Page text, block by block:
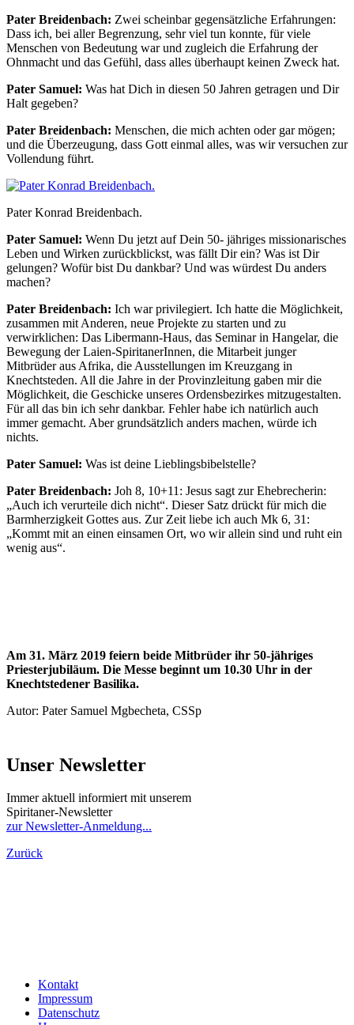
Pater Breidenbach: Zwei scheinbar gegensätzliche Erfahrungen:
Dass ich, bei aller Begrenzung, sehr viel tun konnte, für viele
Menschen von Bedeutung war und zugleich die Erfahrung der
Ohnmacht und das Gefühl, dass alles überhaupt keinen Zweck hat.
Pater Samuel: Was hat Dich in diesen 50 Jahren getragen und Dir
Halt gegeben?
Pater Breidenbach: Menschen, die mich achten oder gar mögen;
und die Überzeugung, dass Gott einmal alles, was wir versuchen zur
Vollendung führt.
Pater Konrad Breidenbach.
Pater Samuel: Wenn Du jetzt auf Dein 50- jähriges missionarisches
Leben und Wirken zurückblickst, was fällt Dir ein? Was ist Dir
gelungen? Wofür bist Du dankbar? Und was würdest Du anders
machen?
Pater Breidenbach: Ich war privilegiert. Ich hatte die Möglichkeit,
zusammen mit Anderen, neue Projekte zu starten und zu
verwirklichen: Das Libermann-Haus, das Seminar in Hangelar, die
Bewegung der Laien-SpiritanerInnen, die Mitarbeit junger
Mitbrüder aus Afrika, die Ausstellungen im Kreuzgang in
Knechtsteden. All die Jahre in der Provinzleitung gaben mir die
Möglichkeit, die Geschicke unseres Ordensbezirkes mitzugestalten.
Für all das bin ich sehr dankbar. Fehler habe ich natürlich auch
immer gemacht. Aber grundsätzlich anders machen, würde ich
nichts.
Pater Samuel: Was ist deine Lieblingsbibelstelle?
Pater Breidenbach: Joh 8, 10+11: Jesus sagt zur Ehebrecherin:
„Auch ich verurteile dich nicht“. Dieser Satz drückt für mich die
Barmherzigkeit Gottes aus. Zur Zeit liebe ich auch Mk 6, 31:
„Kommt mit an einen einsamen Ort, wo wir allein sind und ruht ein
wenig aus“.
Am 31. März 2019 feiern beide Mitbrüder ihr 50-jähriges
Priesterjubiläum. Die Messe beginnt um 10.30 Uhr in der
Knechtstedener Basilika.
Autor: Pater Samuel Mgbecheta, CSSp
Unser Newsletter
Immer aktuell informiert mit unserem
Spiritaner-Newsletter
zur Newsletter-Anmeldung...
Zurück
Kontakt
Impressum
Datenschutz